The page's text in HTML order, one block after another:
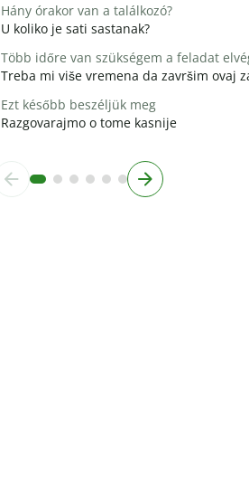
Hány órakor van a találkozó?
U koliko je sati sastanak?
Több időre van szükségem a feladat
Treba mi više vremena da završim ovaj
Ezt később beszéljük meg
Razgovarajmo o tome kasnije